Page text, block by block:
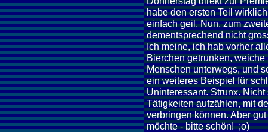
habe den ersten Teil
einfach geil. Nun, zum
dementsprechend nicht
Ich meine, ich hab vorher
Bierchen getrunken,
Menschen unterwegs, und
ein weiteres Beispiel für
Uninteressant. Strunx.
Tätigkeiten aufzählen, mit
verbringen können. Aber
möchte - bitte schön! ;o)